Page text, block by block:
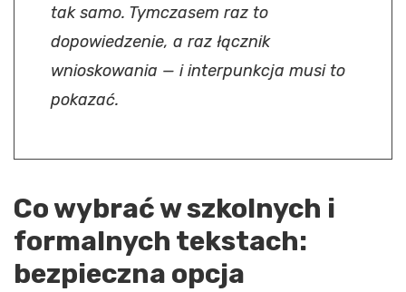
tak samo. Tymczasem raz to
dopowiedzenie, a raz łącznik
wnioskowania — i interpunkcja musi to
pokazać.
Co wybrać w szkolnych i
formalnych tekstach:
bezpieczna opcja